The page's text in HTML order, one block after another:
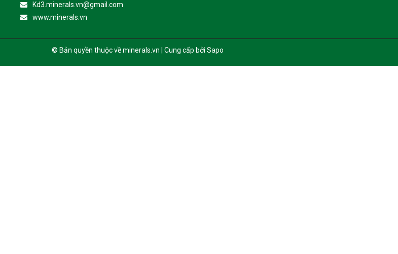
Kd3.minerals.vn@gmail.com
www.minerals.vn
© Bản quyền thuộc về minerals.vn | Cung cấp bởi Sapo